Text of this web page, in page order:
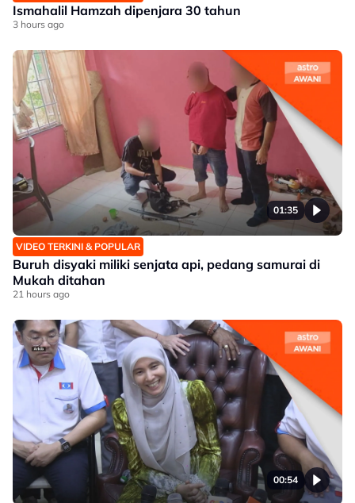
Ismahalil Hamzah dipenjara 30 tahun
3 hours ago
01:35
VIDEO TERKINI & POPULAR
Buruh disyaki miliki senjata api, pedang samurai di
Mukah ditahan
21 hours ago
00:54